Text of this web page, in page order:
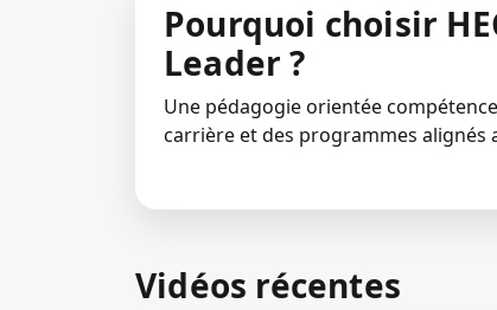
Pourquoi choisir
Leader ?
Une pédagogie orientée
carrière et des programmes alignés
Vidéos récentes